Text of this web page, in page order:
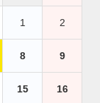
1 2
8 9
15 16